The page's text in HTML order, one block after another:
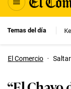
Temas del día
El Comercio ·